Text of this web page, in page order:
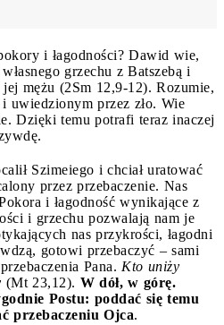
i łagodności? Dawid wie,
grzechu z Batszebą i
mężu (2Sm 12,9-12). Rozumie,
uwiedzionym przez zło. Wie
Dzięki temu potrafi teraz inaczej
Szimeiego i chciał uratować
przez przebaczenie. Nas
i łagodność wynikające z
i grzechu pozwalają nam je
nas przykrości, łagodni
gotowi przebaczyć – sami
Pana. Kto uniży
(Mt 23,12). W dół, w górę.
Postu: poddać się temu
przebaczeniu Ojca.